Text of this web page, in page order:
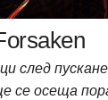
след
се осеща